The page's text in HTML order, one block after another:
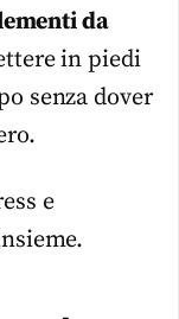
da
in piedi
senza dover
e